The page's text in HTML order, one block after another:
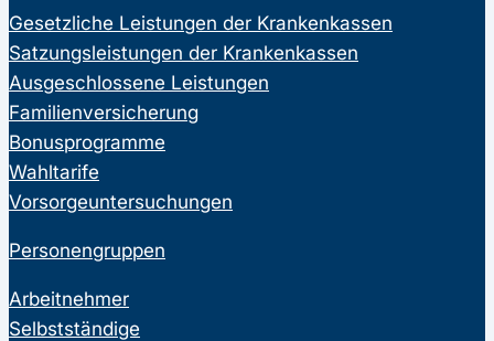
Gesetzliche Leistungen der Krankenkassen
Satzungsleistungen der Krankenkassen
Ausgeschlossene Leistungen
Familienversicherung
Bonusprogramme
Wahltarife
Vorsorgeuntersuchungen
Personengruppen
Arbeitnehmer
Selbstständige